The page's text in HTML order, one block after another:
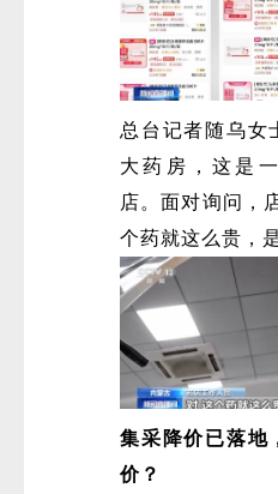
总台记者随乌女
大药房，这是
店。面对询问，
个药就这么贵，
集采降价已落地
价？